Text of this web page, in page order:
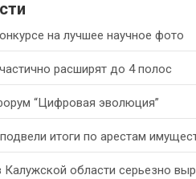
на лучшее научное фото
расширят до 4 полос
“Цифровая эволюция”
итоги по арестам
области серьезно